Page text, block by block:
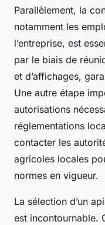
Parallèlement, la
notamment les
l’entreprise, est
par le biais de
et d’affichages,
Une autre étape
autorisations
réglementations
contacter les
agricoles locales
normes en vigueur.
La sélection d’un
est incontournable.